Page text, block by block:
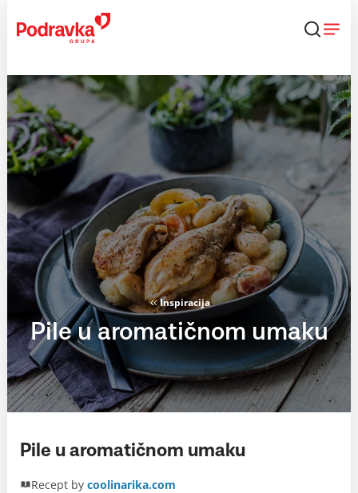
content
Inspiracija
Pile u aromatičnom umaku
Pile u aromatičnom umaku
Recept by coolinarika.com